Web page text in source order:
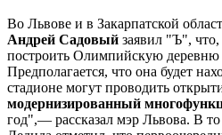
Во Львове и в Закарпатской
Андрей Садовый заявил "Ъ",
построить Олимпийскую деревню
Предполагается, что она будет
стадионе могут проводить
модернизированный
год",— рассказал мэр Львова. В